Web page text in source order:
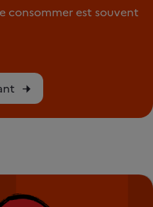
consommer est souvent